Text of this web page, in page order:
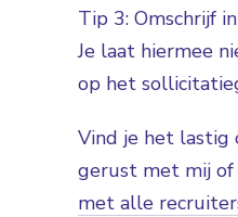
Tip 3: Omschrijf
Je laat hiermee
op het
Vind je het lastig
gerust met mij of
met alle